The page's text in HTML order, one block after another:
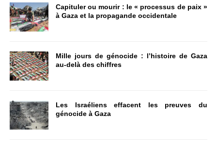
Capituler ou mourir : le « processus de paix »
à Gaza et la propagande occidentale
Mille jours de génocide : l’histoire de Gaza
au-delà des chiffres
Les Israéliens effacent les preuves du
génocide à Gaza